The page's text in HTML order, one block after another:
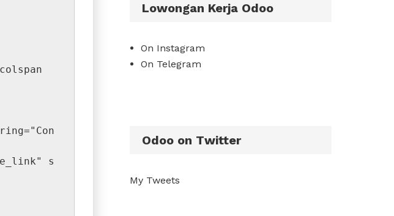
Lowongan Kerja Odoo
On Instagram
On Telegram
Odoo on Twitter
My Tweets